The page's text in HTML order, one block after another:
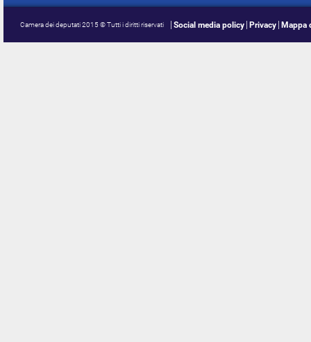
Camera dei deputati 2015 © Tutti i diritti riservati Social media policy Privacy Mappa